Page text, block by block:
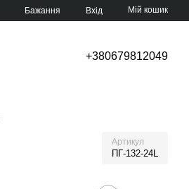
Бажання Вхід Мій кошик
+380679812049
Артикул
ПГ-132-24L